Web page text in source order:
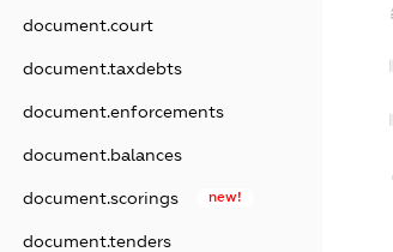
document.court
document.taxdebts
document.enforcements
document.balances
document.scorings new!
document.tenders